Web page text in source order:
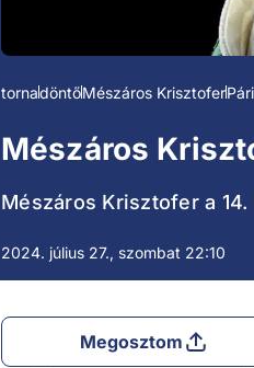
tornadöntőMészáros Krisztofer
Mészáros
Mészáros Krisztofer a
2024. július 27., szombat 22:10
Megosztom